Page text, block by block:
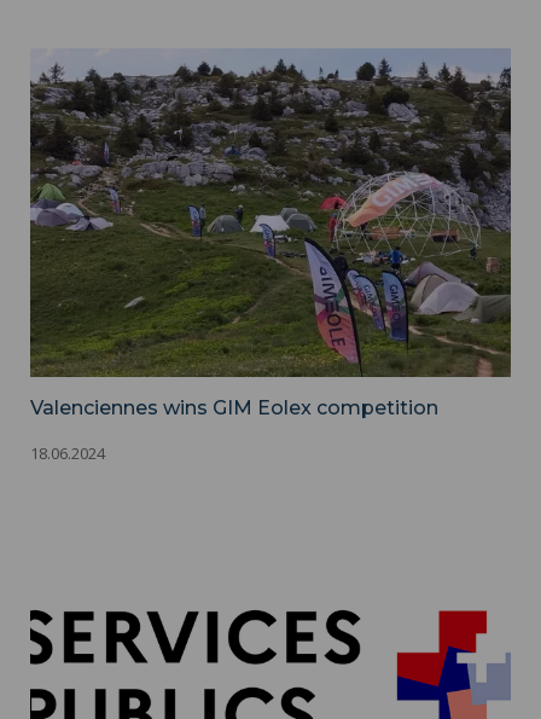
Gimeolex - IUT
Valenciennes wins GIM Eolex competition
18.06.2024